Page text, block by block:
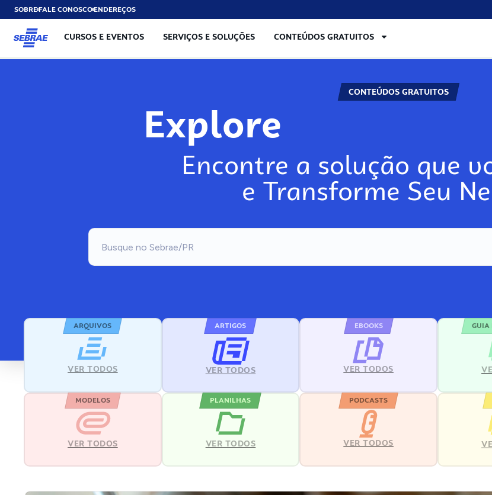
SOBREFALE CONOSCOENDEREÇOS
CURSOS E EVENTOS SERVIÇOS E SOLUÇÕES CONTEÚDOS GRATUITOS
CONTEÚDOS GRATUITOS
Explore
Encontre a solução que
e Transforme Seu
ARQUIVOS
VER TODOS
ARTIGOS
VER TODOS
EBOOKS
VER TODOS
GUIA
MODELOS
VER TODOS
PLANILHAS
VER TODOS
PODCASTS
VER TODOS